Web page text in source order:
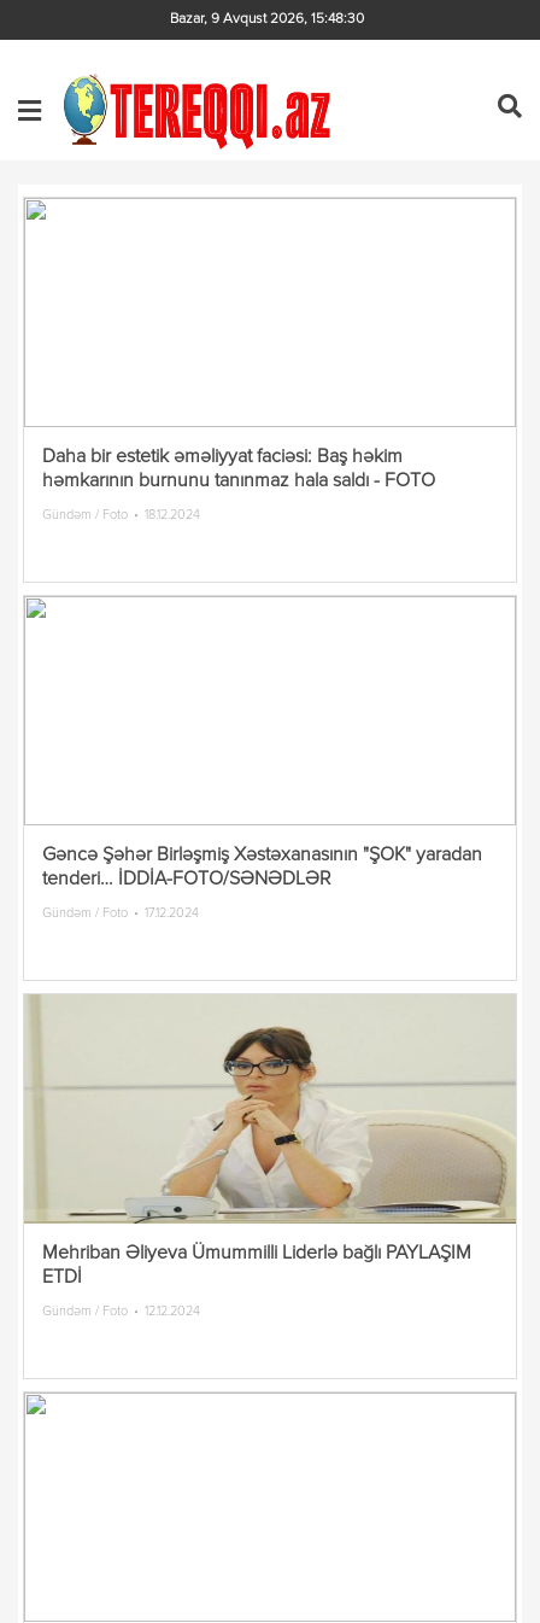
Bazar, 9 Avqust 2026, 15:48:30
Daha bir estetik əməliyyat faciəsi: Baş həkim
həmkarının burnunu tanınmaz hala saldı - FOTO
Gündəm / Foto 18.12.2024
Gəncə Şəhər Birləşmiş Xəstəxanasının "ŞOK" yaradan
tenderi… İDDİA-FOTO/SƏNƏDLƏR
Gündəm / Foto 17.12.2024
Mehriban Əliyeva Ümummilli Liderlə bağlı PAYLAŞIM
ETDİ
Gündəm / Foto 12.12.2024